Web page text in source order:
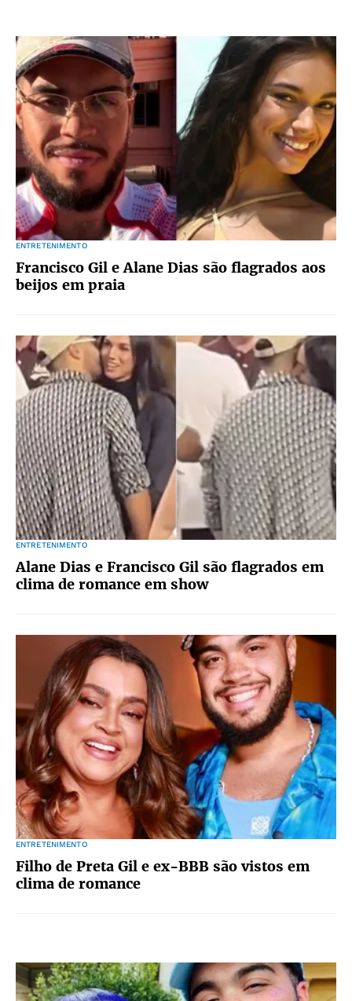
ENTRETENIMENTO
Francisco Gil e Alane Dias são flagrados aos
beijos em praia
ENTRETENIMENTO
Alane Dias e Francisco Gil são flagrados em
clima de romance em show
ENTRETENIMENTO
Filho de Preta Gil e ex-BBB são vistos em
clima de romance